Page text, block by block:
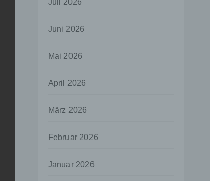
Juli 2026
Juni 2026
Mai 2026
April 2026
März 2026
Februar 2026
Januar 2026